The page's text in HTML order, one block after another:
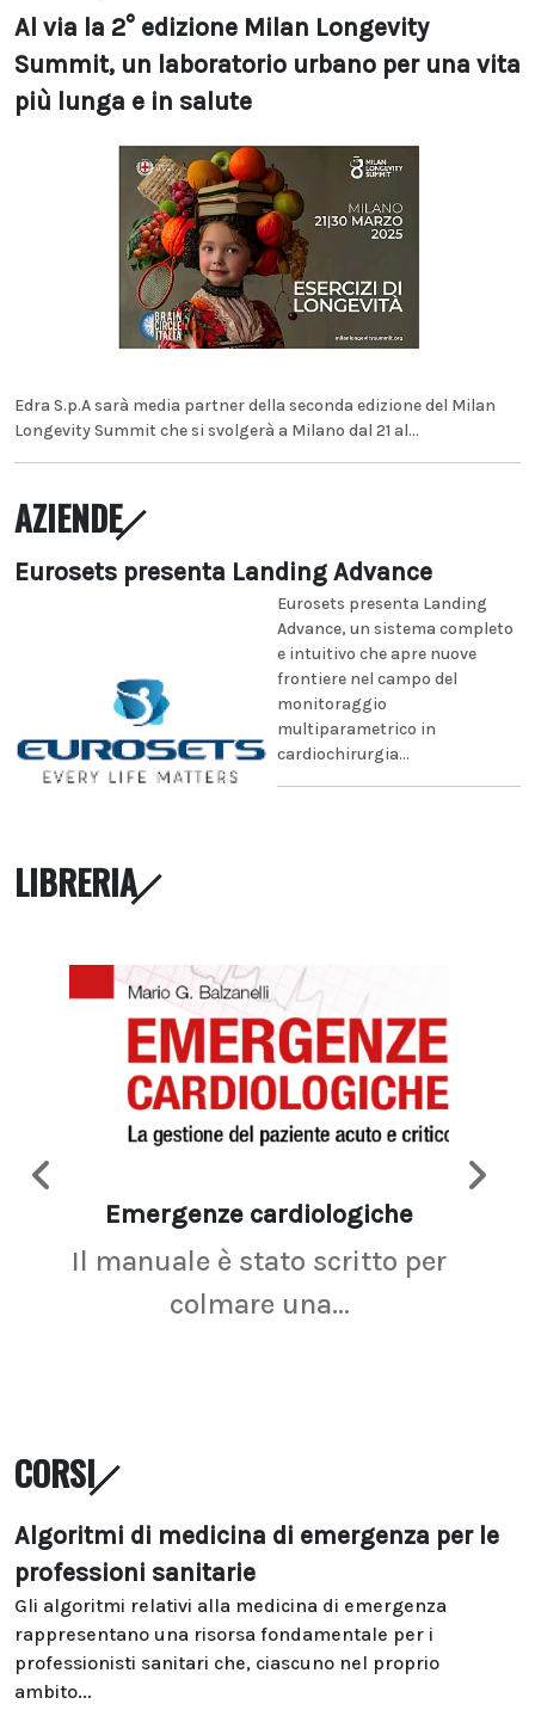
Al via la 2° edizione Milan Longevity
Summit, un laboratorio urbano per una vita
più lunga e in salute
Edra S.p.A sarà media partner della seconda edizione del Milan
Longevity Summit che si svolgerà a Milano dal 21 al...
AZIENDE
Eurosets presenta Landing Advance
Eurosets presenta Landing
Advance, un sistema completo
e intuitivo che apre nuove
frontiere nel campo del
monitoraggio
multiparametrico in
cardiochirurgia...
LIBRERIA
Emergenze cardiologiche
Il manuale è stato scritto per
colmare una...
CORSI
Algoritmi di medicina di emergenza per le
professioni sanitarie
Gli algoritmi relativi alla medicina di emergenza
rappresentano una risorsa fondamentale per i
professionisti sanitari che, ciascuno nel proprio
ambito...